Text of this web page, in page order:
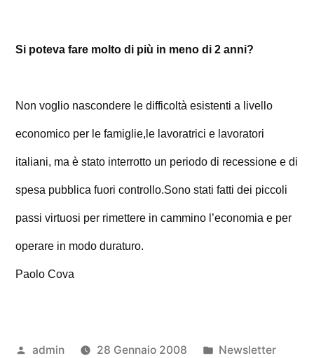
Si poteva fare molto di più in meno di 2 anni?
Non voglio nascondere le difficoltà esistenti a livello
economico per le famiglie,le lavoratrici e lavoratori
italiani, ma è stato interrotto un periodo di recessione e di
spesa pubblica fuori controllo.Sono stati fatti dei piccoli
passi virtuosi per rimettere in cammino l’economia e per
operare in modo duraturo.
Paolo Cova
Pubblicato
admin 28 Gennaio 2008
Pubblicato
Newsletter